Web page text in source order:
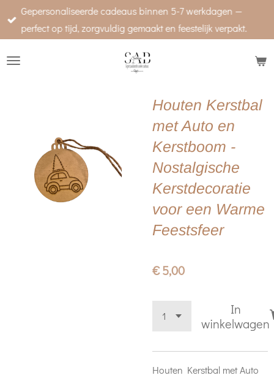
direct
de
Gepersonaliseerde cadeaus binnen 5-7 werkdagen —
perfect op tijd, zorgvuldig gemaakt en feestelijk verpakt.
Houten Kerstbal
met Auto en
Kerstboom -
Nostalgische
Kerstdecoratie
voor een Warme
Feestsfeer
€ 5,00
In
winkelwagen
Houten Kerstbal met Auto